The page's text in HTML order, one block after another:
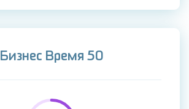
Бизнес Время 50